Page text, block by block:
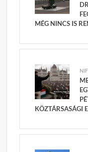
MÉG NINCS IS
NIF
KÖZTÁRSASÁGI